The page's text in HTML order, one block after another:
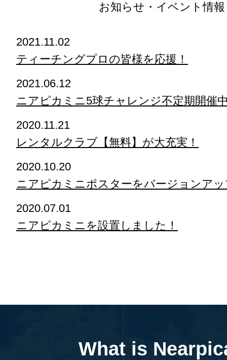
お知らせ・イベント情報
2021.11.02
ティーチングプロの皆様を応援！
2021.06.12
ニアピカミニ5球チャレンジ不定期開催
2020.11.21
レンタルクラブ【無料】が大充実！
2020.10.20
ニアピカミニポスターをバージョンア
2020.07.01
ニアピカミニを設置しました！
What is